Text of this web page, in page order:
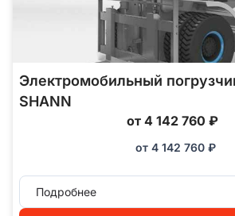
Электромобильный
SHANN
от 4 142 760 ₽
от 4 142 760 ₽
Подробнее